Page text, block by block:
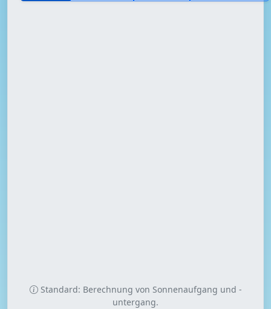
Standard: Berechnung von Sonnenaufgang und -
untergang.